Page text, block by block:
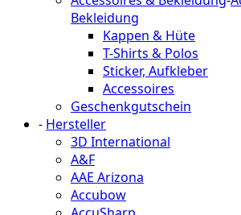
Bekleidung
Kappen & Hüte
T-Shirts & Polos
Sticker, Aufkleber
Accessoires
Geschenkgutschein
- Hersteller
3D International
A&F
AAE Arizona
Accubow